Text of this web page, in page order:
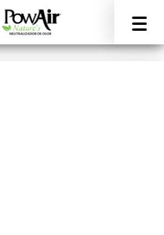
productos / Eliminador de olor para
arenero